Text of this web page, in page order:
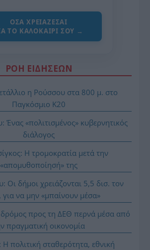
ΌΣΑ ΧΡΕΙΆΖΕΣΑΙ
ΤΟ ΚΑΛΟΚΑΊΡΙ ΣΟΥ →
ΡΟΗ ΕΙΔΗΣΕΩΝ
η Ρούσσου στα 800 μ. στο
Παγκόσμιο Κ20
«πολιτισμένος» κυβερνητικός
διάλογος
Η τρομοκρατία μετά την
«απομυθοποίησή» της
Οι δήμοι χρειάζονται 5,5 δισ. τον
για να μην «μπαίνουν μέσα»
προς τη ΔΕΘ περνά μέσα από
πραγματική οικονομία
Η πολιτική σταθερότητα, εθνική